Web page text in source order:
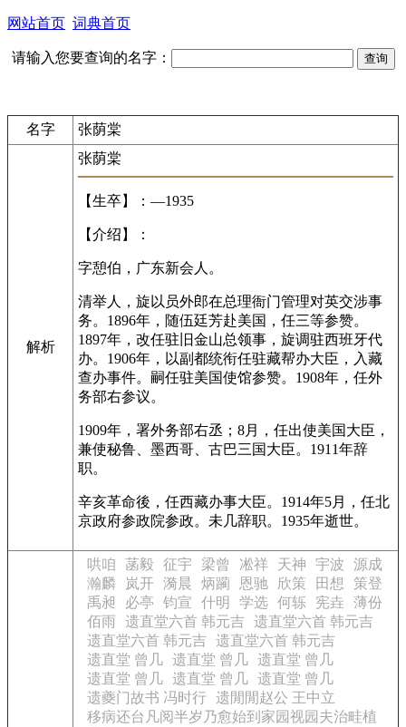
网站首页 词典首页
请输入您要查询的名字：
名字 张荫棠
解析
张荫棠
【生卒】：—1935
【介绍】：
字憩伯，广东新会人。
清举人，旋以员外郎在总理衙门管理对英交涉事
务。1896年，随伍廷芳赴美国，任三等参赞。
1897年，改任驻旧金山总领事，旋调驻西班牙代
办。1906年，以副都统衔任驻藏帮办大臣，入藏
查办事件。嗣任驻美国使馆参赞。1908年，任外
务部右参议。
1909年，署外务部右丞；8月，任出使美国大臣，
兼使秘鲁、墨西哥、古巴三国大臣。1911年辞
职。
辛亥革命後，任西藏办事大臣。1914年5月，任北
京政府参政院参政。未几辞职。1935年逝世。
哄咱 菡毅 征宇 梁曾 凇祥 天神 宇波
源成
瀚麟
岚开 漪晨 炳躏 恩驰 欣策 田想
策登
禹昶
必亭 钧宣 什明 学选 何轹 宪垚
薄份
佰雨
遗直堂六首 韩元吉 遗直堂六首 韩元吉
遗直堂六首 韩元吉 遗直堂六首 韩元吉
遗直堂 曾几 遗直堂 曾几 遗直堂 曾几
遗直堂 曾几 遗直堂 曾几 遗直堂 曾几
遗夔门故书 冯时行
遗閒閒赵公 王中立
移病还台凡阅半岁乃愈始到家园视园夫治畦植